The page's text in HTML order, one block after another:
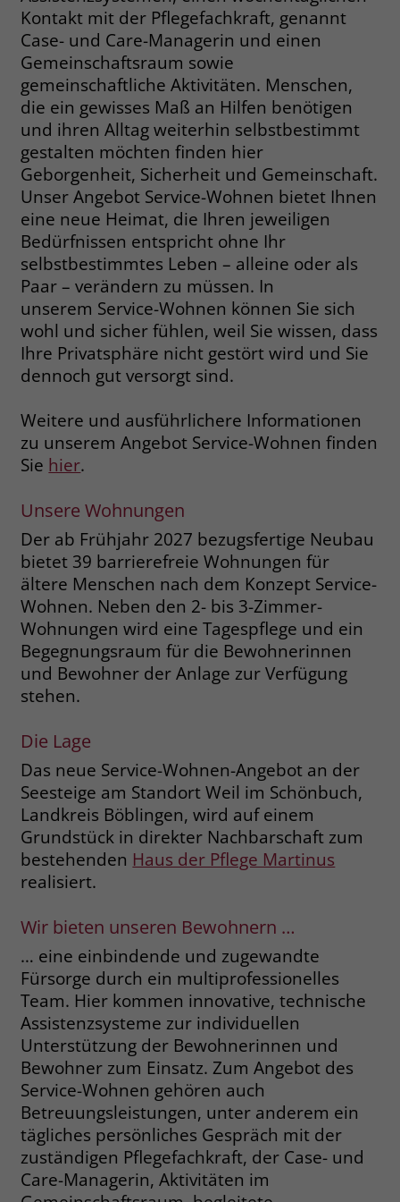
Kontakt mit der Pflegefachkraft, genannt
Case- und Care-Managerin und einen
Gemeinschaftsraum sowie
gemeinschaftliche Aktivitäten. Menschen,
die ein gewisses Maß an Hilfen benötigen
und ihren Alltag weiterhin selbstbestimmt
gestalten möchten finden hier
Geborgenheit, Sicherheit und Gemeinschaft.
Unser Angebot Service-Wohnen bietet Ihnen
eine neue Heimat, die Ihren jeweiligen
Bedürfnissen entspricht ohne Ihr
selbstbestimmtes Leben – alleine oder als
Paar – verändern zu müssen. In
unserem Service-Wohnen können Sie sich
wohl und sicher fühlen, weil Sie wissen, dass
Ihre Privatsphäre nicht gestört wird und Sie
dennoch gut versorgt sind.
Weitere und ausführlichere Informationen
zu unserem Angebot Service-Wohnen finden
Sie hier.
Unsere Wohnungen
Der ab Frühjahr 2027 bezugsfertige Neubau
bietet 39 barrierefreie Wohnungen für
ältere Menschen nach dem Konzept Service-
Wohnen. Neben den 2- bis 3-Zimmer-
Wohnungen wird eine Tagespflege und ein
Begegnungsraum für die Bewohnerinnen
und Bewohner der Anlage zur Verfügung
stehen.
Die Lage
Das neue Service-Wohnen-Angebot an der
Seesteige am Standort Weil im Schönbuch,
Landkreis Böblingen, wird auf einem
Grundstück in direkter Nachbarschaft zum
bestehenden Haus der Pflege Martinus
realisiert.
Wir bieten unseren Bewohnern …
… eine einbindende und zugewandte
Fürsorge durch ein multiprofessionelles
Team. Hier kommen innovative, technische
Assistenzsysteme zur individuellen
Unterstützung der Bewohnerinnen und
Bewohner zum Einsatz. Zum Angebot des
Service-Wohnen gehören auch
Betreuungsleistungen, unter anderem ein
tägliches persönliches Gespräch mit der
zuständigen Pflegefachkraft, der Case- und
Care-Managerin, Aktivitäten im
Name __cf_bm
Anbieter .fonts.net
Laufzeit 30 Minuten
Zweck
This cookie, set by Cloudflare, is used to
support Cloudflare Bot Management.
Name JSessionID
Anbieter jobs.stiftung-liebenau.de
Laufzeit Session
Zweck
Behält die Zustände des Benutzers bei
allen Seitenanfragen bei.
Name _gcl_au
Anbieter Google Ads
Laufzeit 90 Tage
Zweck Enthält eine zufallsgenerierte User-ID.
Name _gcl_aw
Anbieter Google Ads
Laufzeit 90 Tage
Dieses Cookie wird gesetzt, wenn ein
User über einen Klick auf eine Google
Werbeanzeige auf die Website gelangt.
Es enthält Informationen darüber,
sodass erzielte Erfolge wie z.B.
Bestellungen oder Kontaktanfragen der
_gcl_dc
Anbieter Google Ads
Laufzeit 90 Tage
Dieses Cookie wird gesetzt, wenn ein
User über einen Klick auf eine Google
Werbeanzeige auf die Website gelangt.
Anzeige zugewiesen werden können.
Name _fbp
Anbieter
Zweck
Der Zweck von _fbp ist vollständig auf
die Werbe- und Analysebemühungen
von Facebook zurückzuführen. Dieses
Cookie ist ein Erstanbieter-Cookie, d. h.
Facebook platziert es, während ein
Verbraucher auf Facebook ist. Dieses
Cookie verfolgt die Besuche eines
Nutzers auf verschiedenen Websites
und meldet dieses Verhalten an
Facebook. Facebook kann dann die
gesammelten Daten nutzen, um den
Nutzer besser zu verstehen und
bessere, relevantere Werbung zu